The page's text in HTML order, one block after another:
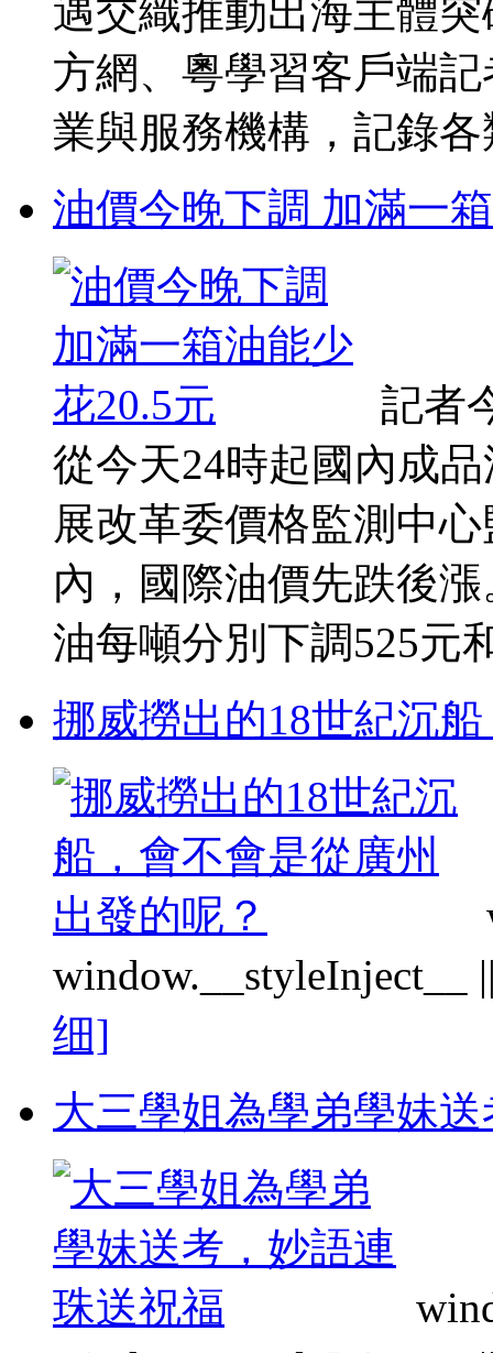
遇交織推動出海主體
方網、粵學習客戶端
業與服務機構，記錄
油價今晚下調 加滿一
記者
從今天24時起國內成
展改革委價格監測中
內，國際油價先跌後
油每噸分別下調525元
挪威撈出的18世紀沉
window.__styleInject__
细]
大三學姐為學弟學妹